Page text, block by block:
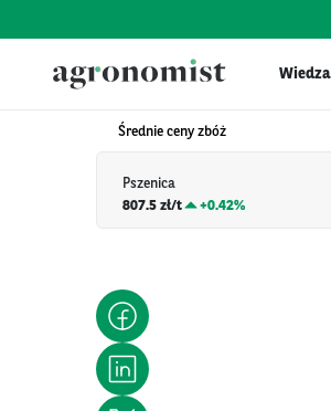
Wiedza
Średnie ceny zbóż
Pszenica
807.5 zł/t
+0.42%